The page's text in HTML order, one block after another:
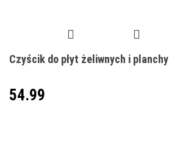
Czyścik do płyt żeliwnych i planchy
54.99